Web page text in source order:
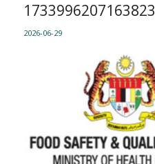
1733996207163823
2026-06-29